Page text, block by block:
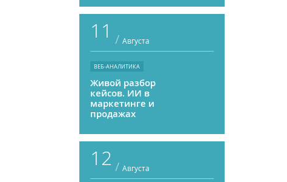
приносить ROMI
выше, чем
мессенджеры
11 / Августа
ВЕБ-АНАЛИТИКА
Живой разбор
кейсов. ИИ в
маркетинге и
продажах
12 / Августа